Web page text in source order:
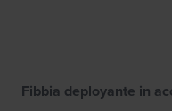
Fibbia deployante in